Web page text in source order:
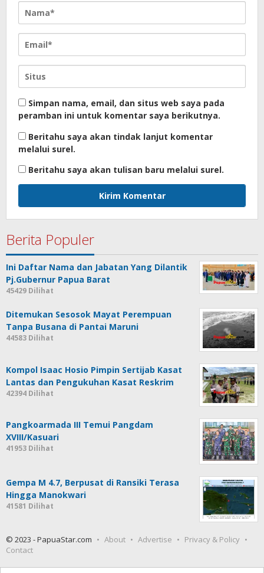
Simpan nama, email, dan situs web saya pada
peramban ini untuk komentar saya berikutnya.
Beritahu saya akan tindak lanjut komentar
melalui surel.
Beritahu saya akan tulisan baru melalui surel.
Berita Populer
Ini Daftar Nama dan Jabatan Yang Dilantik
Pj.Gubernur Papua Barat
45429 Dilihat
Ditemukan Sesosok Mayat Perempuan
Tanpa Busana di Pantai Maruni
44583 Dilihat
Kompol Isaac Hosio Pimpin Sertijab Kasat
Lantas dan Pengukuhan Kasat Reskrim
42394 Dilihat
Pangkoarmada III Temui Pangdam
XVIII/Kasuari
41953 Dilihat
Gempa M 4.7, Berpusat di Ransiki Terasa
Hingga Manokwari
41581 Dilihat
© 2023 - PapuaStar.com About Advertise
Privacy & Policy
Contact